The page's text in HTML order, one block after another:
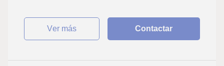
ver más Contactar